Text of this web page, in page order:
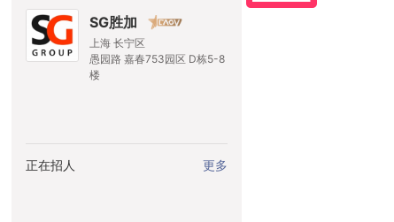
SG胜加
上海 长宁区
愚园路 嘉春753园区 D栋5-8
楼
正在招人 更多